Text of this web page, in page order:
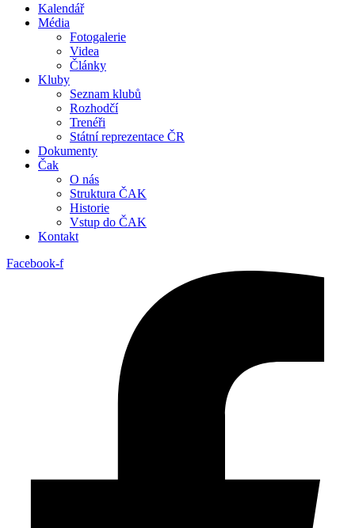
Kalendář
Média
Fotogalerie
Videa
Články
Kluby
Seznam klubů
Rozhodčí
Trenéři
Státní reprezentace ČR
Dokumenty
Čak
O nás
Struktura ČAK
Historie
Vstup do ČAK
Kontakt
Facebook-f